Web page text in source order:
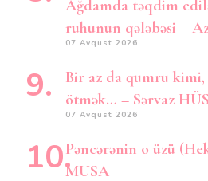
Ağdamda təqdim
ruhunun qələbəsi –
07 Avqust 2026
Bir az da qumru
ötmək… – Sərvaz
07 Avqust 2026
Pəncərənin o üzü
MUSA